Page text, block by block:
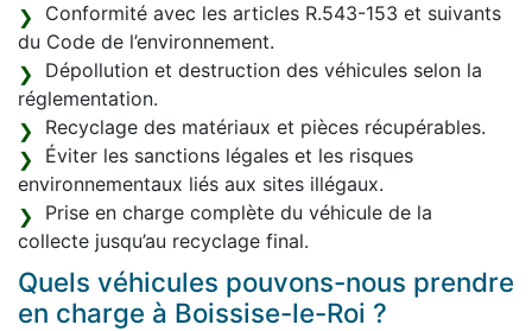
Conformité avec les articles R.543-153 et suivants
du Code de l’environnement.
Dépollution et destruction des véhicules selon la
réglementation.
Recyclage des matériaux et pièces récupérables.
Éviter les sanctions légales et les risques
environnementaux liés aux sites illégaux.
Prise en charge complète du véhicule de la
collecte jusqu’au recyclage final.
Quels véhicules pouvons-nous prendre
en charge à Boissise-le-Roi ?